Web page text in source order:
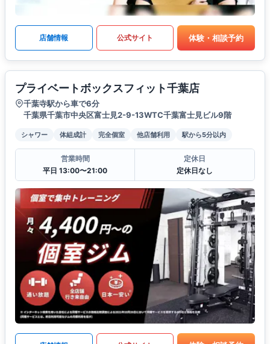
店舗情報 公式サイト 体験・相談予約
プライベートボックスフィット千葉店
千葉寺駅から車で6分
千葉県千葉市中央区富士見2-9-13WTC千葉富士見ビル9階
シャワー 体組成計 完全個室 他店舗利用 駅から5分以内
営業時間
平日 13:00〜21:00
定休日
定休日なし